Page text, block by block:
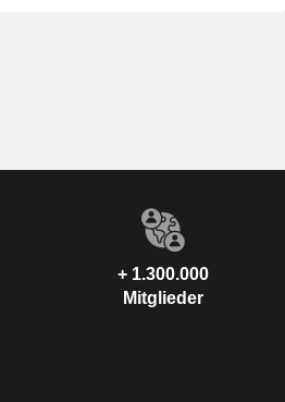
+ 1.300.000
Mitglieder